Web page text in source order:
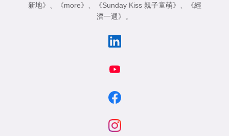
新地》
《more》 《Sunday Kiss 親子童萌》
《經
濟一週》
。